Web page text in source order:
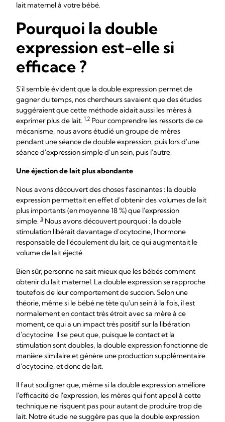
lait maternel à votre bébé.
Pourquoi la double
expression est-elle si
efficace ?
S'il semble évident que la double expression permet de
gagner du temps, nos chercheurs savaient que des études
suggéraient que cette méthode aidait aussi les mères à
exprimer plus de lait. 1,2 Pour comprendre les ressorts de ce
mécanisme, nous avons étudié un groupe de mères
pendant une séance de double expression, puis lors d'une
séance d'expression simple d'un sein, puis l'autre.
Une éjection de lait plus abondante
Nous avons découvert des choses fascinantes : la double
expression permettait en effet d'obtenir des volumes de lait
plus importants (en moyenne 18 %) que l'expression
simple. 3 Nous avons découvert pourquoi : la double
stimulation libérait davantage d'ocytocine, l'hormone
responsable de l'écoulement du lait, ce qui augmentait le
volume de lait éjecté.
Bien sûr, personne ne sait mieux que les bébés comment
obtenir du lait maternel. La double expression se rapproche
toutefois de leur comportement de succion. Selon une
théorie, même si le bébé ne tète qu'un sein à la fois, il est
normalement en contact très étroit avec sa mère à ce
moment, ce qui a un impact très positif sur la libération
d'ocytocine. Il se peut que, puisque le contact et la
stimulation sont doubles, la double expression fonctionne de
manière similaire et génère une production supplémentaire
d'ocytocine, et donc de lait.
Il faut souligner que, même si la double expression améliore
l'efficacité de l'expression, les mères qui font appel à cette
technique ne risquent pas pour autant de produire trop de
lait. Notre étude ne suggère pas que la double expression